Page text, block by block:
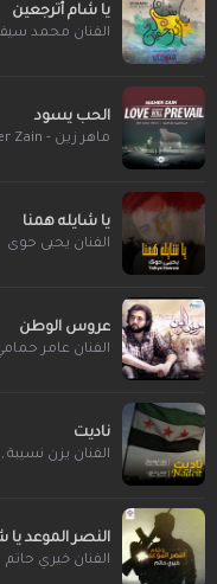
يا شام أترجعين
الفنان محمد
الحب يسود
ماهر زين - Maher Zain
يا شايله همنا
الفنان يحيى حوى
عروس الوطن
الفنان عامر
ناديت
الفنان يزن نسيبة ,
النصر الموعد يا
الفنان خيري حاتم